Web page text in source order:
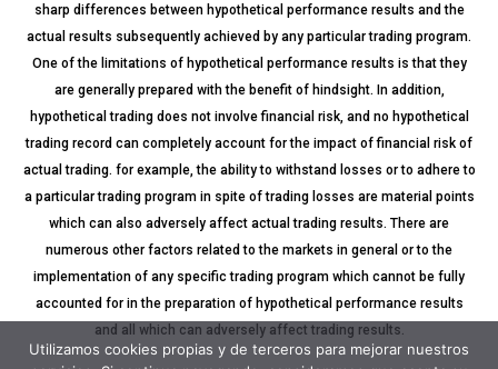
sharp differences between hypothetical performance results and the
actual results subsequently achieved by any particular trading program.
One of the limitations of hypothetical performance results is that they
are generally prepared with the benefit of hindsight. In addition,
hypothetical trading does not involve financial risk, and no hypothetical
trading record can completely account for the impact of financial risk of
actual trading. for example, the ability to withstand losses or to adhere to
a particular trading program in spite of trading losses are material points
which can also adversely affect actual trading results. There are
numerous other factors related to the markets in general or to the
implementation of any specific trading program which cannot be fully
accounted for in the preparation of hypothetical performance results
and all which can adversely affect trading results.
Utilizamos cookies propias y de terceros para mejorar nuestros